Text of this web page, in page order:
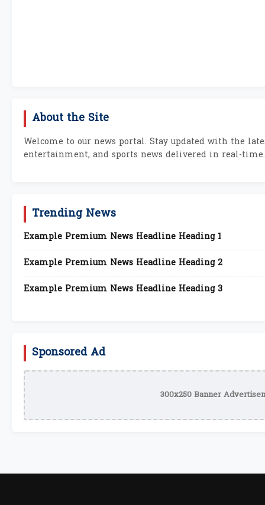
About the Site
Welcome to our news portal. Stay updated with the
entertainment, and sports news delivered in real-time.
Trending News
Example Premium News Headline Heading 1
Example Premium News Headline Heading 2
Example Premium News Headline Heading 3
Sponsored Ad
300x250 Banner